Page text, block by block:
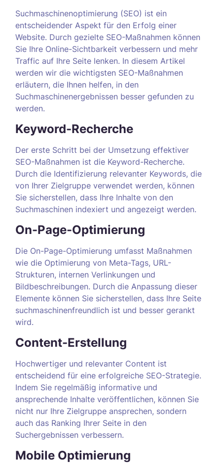
Suchmaschinenoptimierung (SEO) ist ein
entscheidender Aspekt für den Erfolg einer
Website. Durch gezielte SEO-Maßnahmen können
Sie Ihre Online-Sichtbarkeit verbessern und mehr
Traffic auf Ihre Seite lenken. In diesem Artikel
werden wir die wichtigsten SEO-Maßnahmen
erläutern, die Ihnen helfen, in den
Suchmaschinenergebnissen besser gefunden zu
werden.
Keyword-Recherche
Der erste Schritt bei der Umsetzung effektiver
SEO-Maßnahmen ist die Keyword-Recherche.
Durch die Identifizierung relevanter Keywords, die
von Ihrer Zielgruppe verwendet werden, können
Sie sicherstellen, dass Ihre Inhalte von den
Suchmaschinen indexiert und angezeigt werden.
On-Page-Optimierung
Die On-Page-Optimierung umfasst Maßnahmen
wie die Optimierung von Meta-Tags, URL-
Strukturen, internen Verlinkungen und
Bildbeschreibungen. Durch die Anpassung dieser
Elemente können Sie sicherstellen, dass Ihre Seite
suchmaschinenfreundlich ist und besser gerankt
wird.
Content-Erstellung
Hochwertiger und relevanter Content ist
entscheidend für eine erfolgreiche SEO-Strategie.
Indem Sie regelmäßig informative und
ansprechende Inhalte veröffentlichen, können Sie
nicht nur Ihre Zielgruppe ansprechen, sondern
auch das Ranking Ihrer Seite in den
Suchergebnissen verbessern.
Mobile Optimierung